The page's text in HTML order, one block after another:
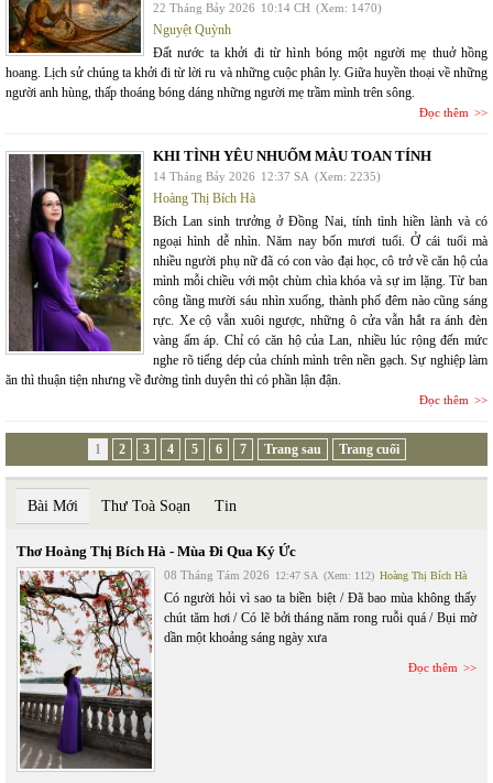
22 Tháng Bảy 2026 10:14 CH (Xem: 1470)
Nguyệt Quỳnh
Đất nước ta khởi đi từ hình bóng một người mẹ thuở hồng
hoang. Lịch sử chúng ta khởi đi từ lời ru và những cuộc phân ly. Giữa huyền thoại về những
người anh hùng, thấp thoáng bóng dáng những người mẹ trầm mình trên sông.
Đọc thêm
KHI TÌNH YÊU NHUỐM MÀU TOAN TÍNH
14 Tháng Bảy 2026 12:37 SA (Xem: 2235)
Hoàng Thị Bích Hà
Bích Lan sinh trưởng ở Đồng Nai, tính tình hiền lành và có
ngoại hình dễ nhìn. Năm nay bốn mươi tuổi. Ở cái tuổi mà
nhiều người phụ nữ đã có con vào đại học, cô trở về căn hộ của
mình mỗi chiều với một chùm chìa khóa và sự im lặng. Từ ban
công tầng mười sáu nhìn xuống, thành phố đêm nào cũng sáng
rực. Xe cộ vẫn xuôi ngược, những ô cửa vẫn hắt ra ánh đèn
vàng ấm áp. Chỉ có căn hộ của Lan, nhiều lúc rộng đến mức
nghe rõ tiếng dép của chính mình trên nền gạch. Sự nghiệp làm
ăn thì thuận tiện nhưng về đường tình duyên thì có phần lận đận.
Đọc thêm
1 2 3 4 5 6 7 Trang sau Trang cuối
Bài Mới Thư Toà Soạn Tin
Thơ Hoàng Thị Bích Hà - Mùa Đi Qua Ký Ức
08 Tháng Tám 2026 12:47 SA (Xem: 112) Hoàng Thị Bích Hà
Có người hỏi vì sao ta biền biệt / Đã bao mùa không thấy
chút tăm hơi / Có lẽ bởi tháng năm rong ruỗi quá / Bụi mờ
dần một khoảng sáng ngày xưa
Đọc thêm